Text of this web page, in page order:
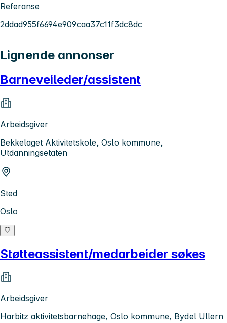
Referanse
2ddad955f6694e909caa37c11f3dc8dc
Lignende annonser
Barneveileder/assistent
Arbeidsgiver
Bekkelaget Aktivitetskole, Oslo kommune,
Utdanningsetaten
Sted
Oslo
Støtteassistent/medarbeider søkes
Arbeidsgiver
Harbitz aktivitetsbarnehage, Oslo kommune, Bydel Ullern